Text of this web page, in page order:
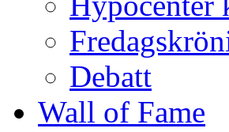
Debatt
Wall of Fame